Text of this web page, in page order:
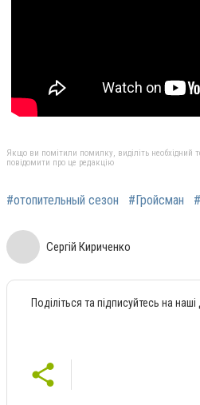
Якщо ви помітили помилку, виділіть необхідний
повідомити про це редакцію
#отопительный сезон #Гройсман
Сергій Кириченко
Поділіться та підписуйтесь на